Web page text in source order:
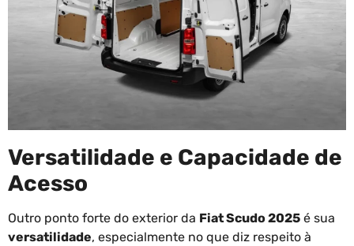
Versatilidade e Capacidade de
Acesso
Outro ponto forte do exterior da Fiat Scudo 2025 é sua
versatilidade, especialmente no que diz respeito à